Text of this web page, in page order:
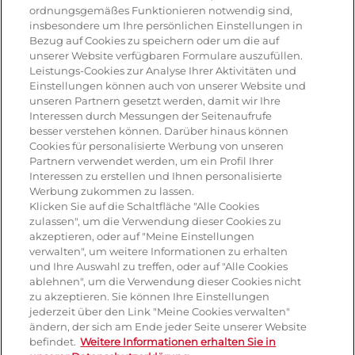
Antipasti
Pizza
Pasta & aufläufe
Salat
Risotto
Dessert
Tiramisu
Vegetarisch
Produkte
Mozzarella
ordnungsgemäßes Funktionieren notwendig sind,
insbesondere um Ihre persönlichen Einstellungen in
Bezug auf Cookies zu speichern oder um die auf
unserer Website verfügbaren Formulare auszufüllen.
Leistungs-Cookies zur Analyse Ihrer Aktivitäten und
Einstellungen können auch von unserer Website und
unseren Partnern gesetzt werden, damit wir Ihre
Interessen durch Messungen der Seitenaufrufe
besser verstehen können. Darüber hinaus können
Cookies für personalisierte Werbung von unseren
Partnern verwendet werden, um ein Profil Ihrer
Interessen zu erstellen und Ihnen personalisierte
Werbung zukommen zu lassen.
Klicken Sie auf die Schaltfläche "Alle Cookies
zulassen", um die Verwendung dieser Cookies zu
akzeptieren, oder auf "Meine Einstellungen
verwalten", um weitere Informationen zu erhalten
und Ihre Auswahl zu treffen, oder auf "Alle Cookies
ablehnen", um die Verwendung dieser Cookies nicht
zu akzeptieren. Sie können Ihre Einstellungen
jederzeit über den Link "Meine Cookies verwalten"
ändern, der sich am Ende jeder Seite unserer Website
befindet. Weitere Informationen erhalten Sie in